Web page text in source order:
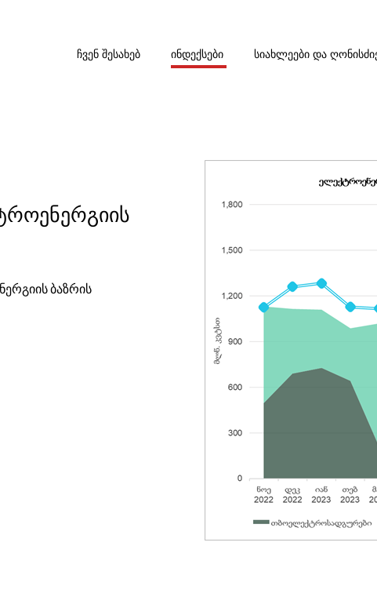
ᲩᲕᲔᲜ ᲨᲔᲡᲐᲮᲔᲑ ᲘᲜᲓᲔᲥᲡᲔᲑᲘ ᲡᲘᲐᲮᲚᲔᲔᲑᲘ ᲓᲐ
ბაზრის